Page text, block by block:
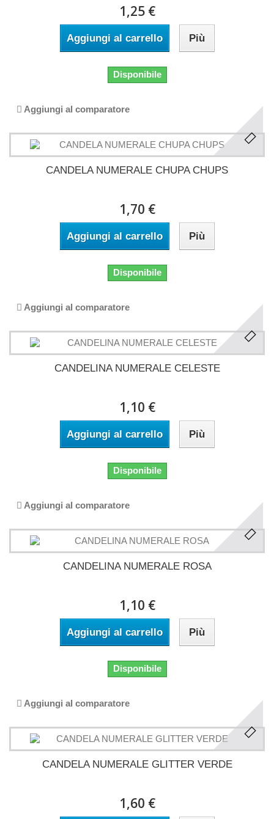
1,25 €
Aggiungi al carrello Più
Disponibile
Aggiungi al comparatore
CANDELA NUMERALE CHUPA CHUPS
1,70 €
Aggiungi al carrello Più
Disponibile
Aggiungi al comparatore
CANDELINA NUMERALE CELESTE
1,10 €
Aggiungi al carrello Più
Disponibile
Aggiungi al comparatore
CANDELINA NUMERALE ROSA
1,10 €
Aggiungi al carrello Più
Disponibile
Aggiungi al comparatore
CANDELA NUMERALE GLITTER VERDE
1,60 €